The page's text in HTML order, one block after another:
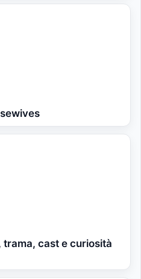
cast e curiosità